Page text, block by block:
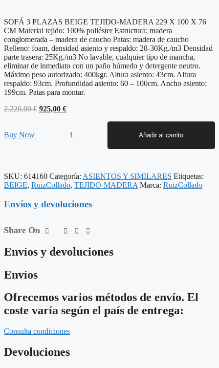
SOFÁ 3 PLAZAS BEIGE TEJIDO-MADERA 229 X 100 X 76
CM Material tejido: 100% poliéster Estructura: madera
conglomerada – madera de caucho Patas: madera de caucho
Relleno: foam, densidad asiento y respaldo: 28-30Kg./m3 Densidad
parte trasera: 25Kg./m3 No lavable, cualquier tipo de mancha,
eliminar de inmediato con un paño húmedo y detergente neutro.
Máximo peso autorizado: 400kgr. Altura asiento: 43cm. Altura
respaldo: 93cm. Profundidad asiento: 60 – 100cm. Ancho asiento:
199cm. Patas para montar.
2.220,00€ El
925,00 €El
es:
Buy Now
SOFÁ
MADERA
229
100
CM
Añadir al carrito
SKU: 614160 Categoría: ASIENTOS Y SIMILARES Etiquetas:
BEIGE, RuizCollado, TEJIDO-MADERA Marca: RuizCollado
Envíos y devoluciones
Share On
Envíos y devoluciones
Envíos
Ofrecemos varios métodos de envío. El
coste varía según el país de entrega:
Consulta condiciones
Devoluciones